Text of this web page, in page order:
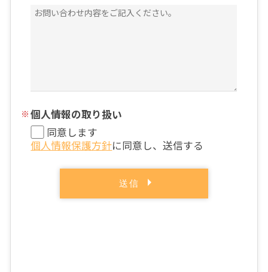
個人情報の取り扱い
同意します
個人情報保護方針に同意し、送信する